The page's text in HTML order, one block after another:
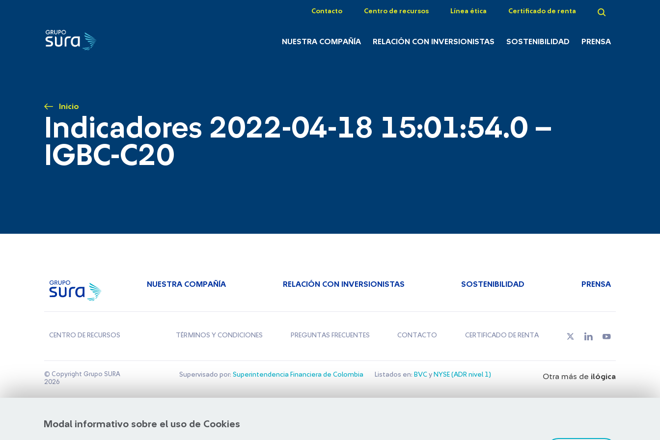
Contacto Centro de recursos Línea ética Certificado de renta
NUESTRA COMPAÑÍA RELACIÓN CON INVERSIONISTAS SOSTENIBILIDAD PRENSA
Inicio
Indicadores 2022-04-18 15:01:54.0 –
IGBC-C20
Modal informativo sobre el uso de Cookies
NUESTRA COMPAÑÍA RELACIÓN CON INVERSIONISTAS SOSTENIBILIDAD PRENSA
CENTRO DE RECURSOS TÉRMINOS Y CONDICIONES PREGUNTAS FRECUENTES CONTACTO CERTIFICADO DE RENTA
© Copyright Grupo SURA
2026
Supervisado por: Superintendencia Financiera de Colombia Listados en: BVCy NYSE (ADR nivel 1) Otra más de ilógica